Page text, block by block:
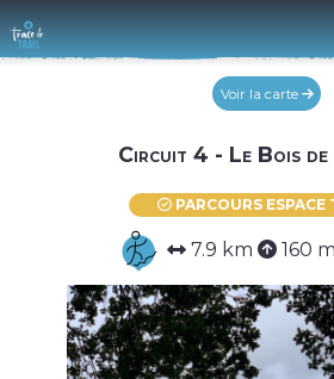
Voir la carte
Circuit 4 - Le Bois de
PARCOURS ESPACE
7.9 km 160 m